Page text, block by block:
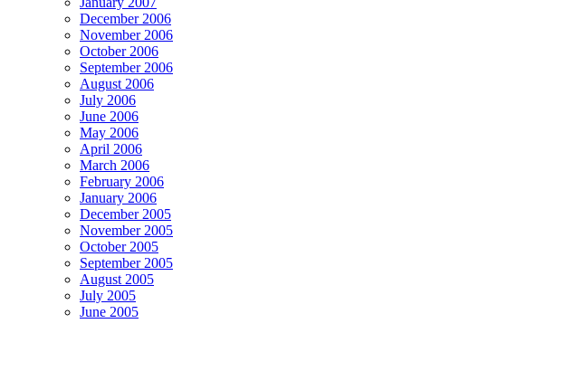
December 2006
November 2006
October 2006
September 2006
August 2006
July 2006
June 2006
May 2006
April 2006
March 2006
February 2006
January 2006
December 2005
November 2005
October 2005
September 2005
August 2005
July 2005
June 2005